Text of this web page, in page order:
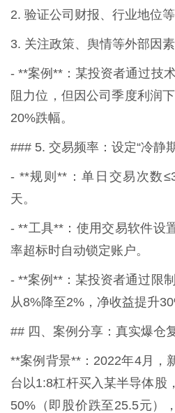
2. 验证公司财报、行业地位
3. 关注政策、舆情等外部因素
- **案例**：某投资者通过技
阻力位，但因公司季度利润
20%跌幅。
### 5. 交易频率：设定“冷静
- **规则**：单日交易次数
天。
- **工具**：使用交易软件设
率超标时自动锁定账户。
- **案例**：某投资者通过限
从8%降至2%，净收益提升
## 四、案例分享：真实爆仓
**案例背景**：2022年4月，
台以1:8杠杆买入某半导体股
50%（即股价跌至25.5元）